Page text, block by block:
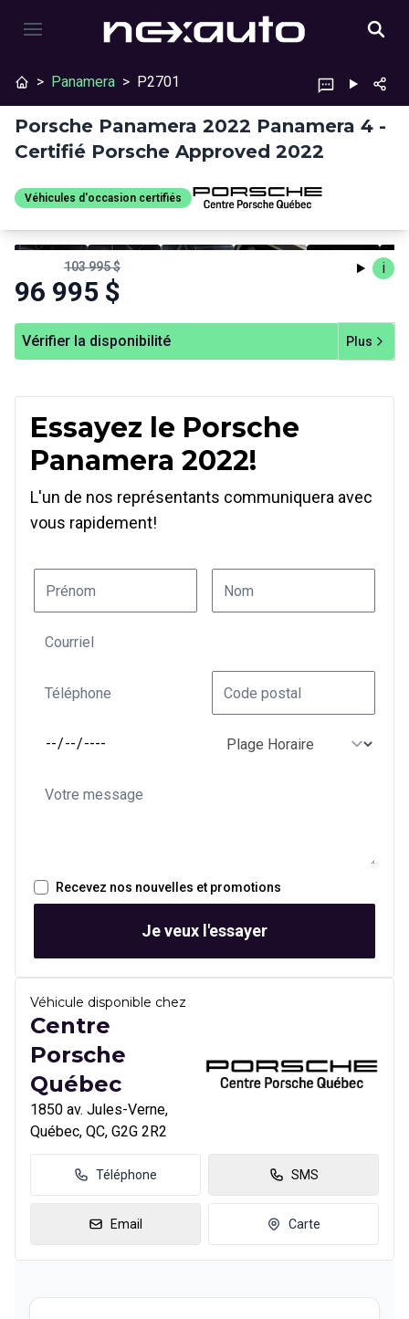
> Panamera > P2701
Porsche Panamera 2022 Panamera 4 -
Certifié Porsche Approved 2022
Véhicules d'occasion certifiés
certifiés
103 995$
96 995 $
i
Vérifier la disponibilité Plus
Essayez le Porsche
Panamera 2022!
L'un de nos représentants communiquera avec
vous rapidement!
Recevez nos nouvelles et promotions
Je veux l'essayer
Véhicule disponible chez
Centre
Porsche
Québec
1850 av. Jules-Verne,
Québec, QC, G2G 2R2
Téléphone SMS
Email Carte